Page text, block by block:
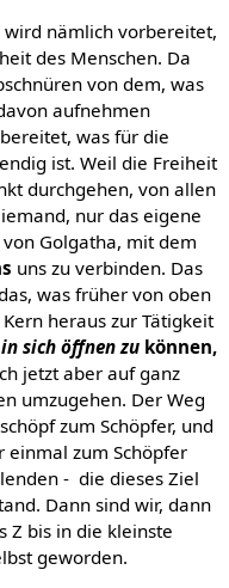
wird nämlich vorbereitet,
des Menschen. Da
von dem, was
aufnehmen
was für die
ist. Weil die Freiheit
durchgehen, von allen
nur das eigene
Golgatha, mit dem
uns zu verbinden. Das
was früher von oben
heraus zur Tätigkeit
sich öffnen zukönnen,
jetzt aber auf ganz
umzugehen. Der Weg
zum Schöpfer, und
einmal zum Schöpfer
- die dieses Ziel
Dann sind wir, dann
Z bis in die kleinste
geworden.